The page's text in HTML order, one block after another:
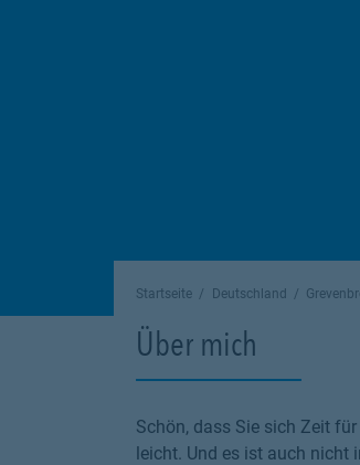
Startseite Deutschland
Über mich
Schön, dass Sie sich Zeit
leicht. Und es ist auch nicht